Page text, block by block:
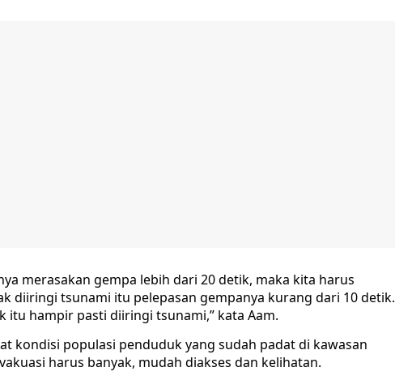
merasakan gempa lebih dari 20 detik, maka kita harus
diiringi tsunami itu pelepasan gempanya kurang dari 10 detik.
itu hampir pasti diiringi tsunami,” kata Aam.
kondisi populasi penduduk yang sudah padat di kawasan
harus banyak, mudah diakses dan kelihatan.